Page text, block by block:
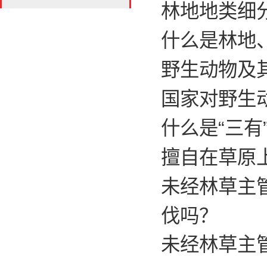
林地地类细
什么是林地
野生动物及
国家对野生
什么是“三
擅自在草原
未经林草主
伐吗？
未经林草主